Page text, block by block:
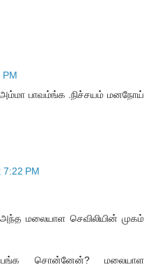
PM
பாவம்ங்க .நிச்சயம் மனநோய்
7:22 PM
மலையாள செவிலியின் முகம்
சொன்னேன்? மலையாள